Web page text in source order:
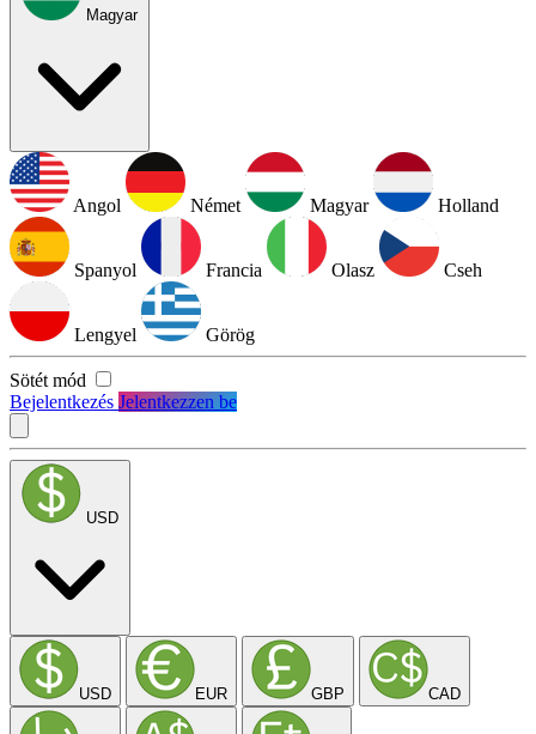
Magyar
Angol Német Magyar Holland
Spanyol Francia Olasz Cseh
Lengyel Görög
Sötét mód
Bejelentkezés Jelentkezzen be
USD
USD EUR GBP CAD